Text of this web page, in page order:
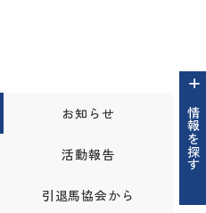
情報を探す
お知らせ
活動報告
引退馬協会から